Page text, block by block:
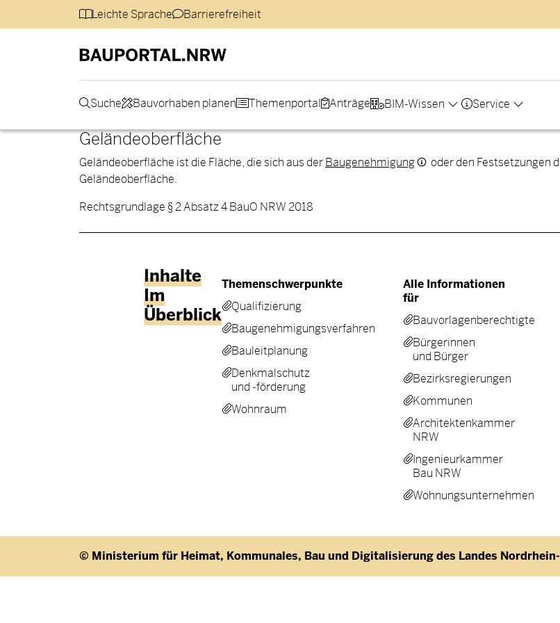
Direkt zum InhaltBarrierearme Sprachen
Leichte Sprache Barrierefreiheit
Hauptmenü
Suche Bauvorhaben planen Themenportal Anträge BIM-Wissen Service
Geländeoberfläche
Geländeoberfläche ist die Fläche, die sich aus derBaugenehmigung
oder den Festsetzungen
Geländeoberfläche.
Rechtsgrundlage § 2 Absatz 4 BauO NRW 2018
Inhalte
Im
Überblick
Fußbereich Sitemap
Themenschwerpunkte
Qualifizierung
Baugenehmigungsverfahren
Bauleitplanung
Denkmalschutz
und -förderung
Wohnraum
Alle Informationen
für
Bauvorlagenberechtigte
Bürgerinnen
und Bürger
Bezirksregierungen
Kommunen
Architektenkammer
NRW
Ingenieurkammer
Bau NRW
Wohnungsunternehmen
© Ministerium für Heimat, Kommunales, Bau und Digitalisierung des Landes